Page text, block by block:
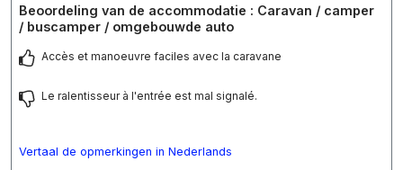
Beoordeling van de accommodatie : Caravan / camper
/ buscamper / omgebouwde auto
Accès et manoeuvre faciles avec la caravane
Le ralentisseur à l'entrée est mal signalé.
Vertaal de opmerkingen in Nederlands